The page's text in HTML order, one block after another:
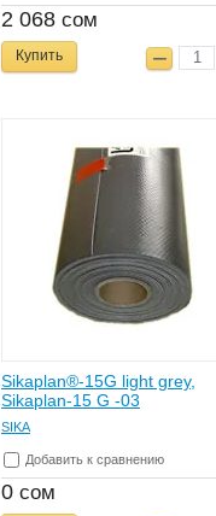
2 068 сом
Купить
Sikaplan®-15G light grey,
Sikaplan-15 G -03
SIKA
Добавить к сравнению
0 сом